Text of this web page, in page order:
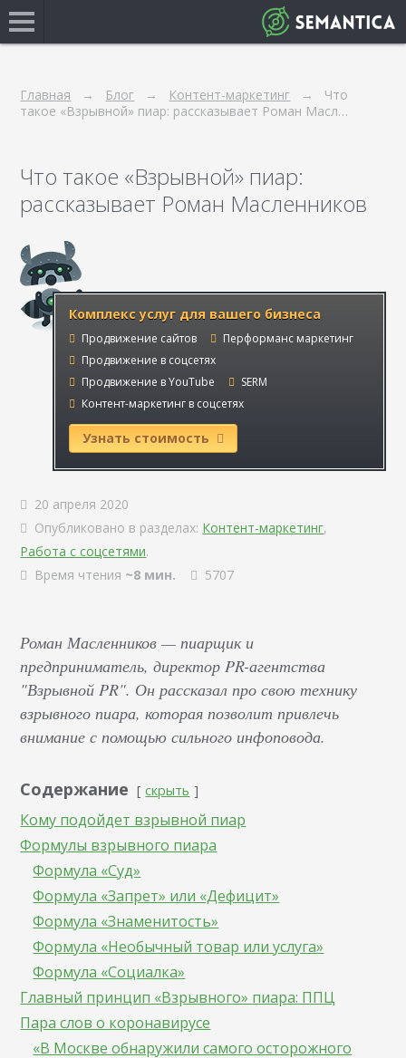
Главная Блог Контент-маркетинг
Что
такое «Взрывной» пиар: рассказывает Роман Масл…
Что такое «Взрывной» пиар:
рассказывает Роман Масленников
Комплекс услуг для вашего бизнеса
Продвижение сайтов
Перформанс маркетинг
Продвижение в соцсетях
Продвижение в YouTube
SERM
Контент-маркетинг в соцсетях
Узнать стоимость
20 апреля 2020
Опубликовано в разделах: Контент-маркетинг,
Работа с соцсетями.
Время чтения ~8 мин. 5707
Роман Масленников — пиарщик и
предприниматель, директор PR-агентства
"Взрывной PR". Он рассказал про свою технику
взрывного пиара, которая позволит привлечь
внимание с помощью сильного инфоповода.
Содержание скрыть
Кому подойдет взрывной пиар
Формулы взрывного пиара
Формула «Суд»
Формула «Запрет» или «Дефицит»
Формула «Знаменитость»
Формула «Необычный товар или услуга»
Формула «Социалка»
Главный принцип «Взрывного» пиара: ППЦ
Пара слов о коронавирусе
«В Москве обнаружили самого осторожного